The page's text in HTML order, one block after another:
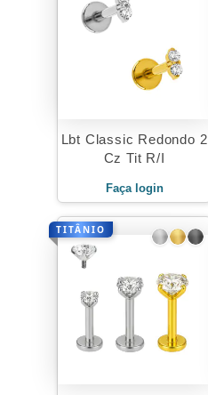
Lbt Classic Redondo 2
Cz Tit R/I
Faça login
TITÂNIO